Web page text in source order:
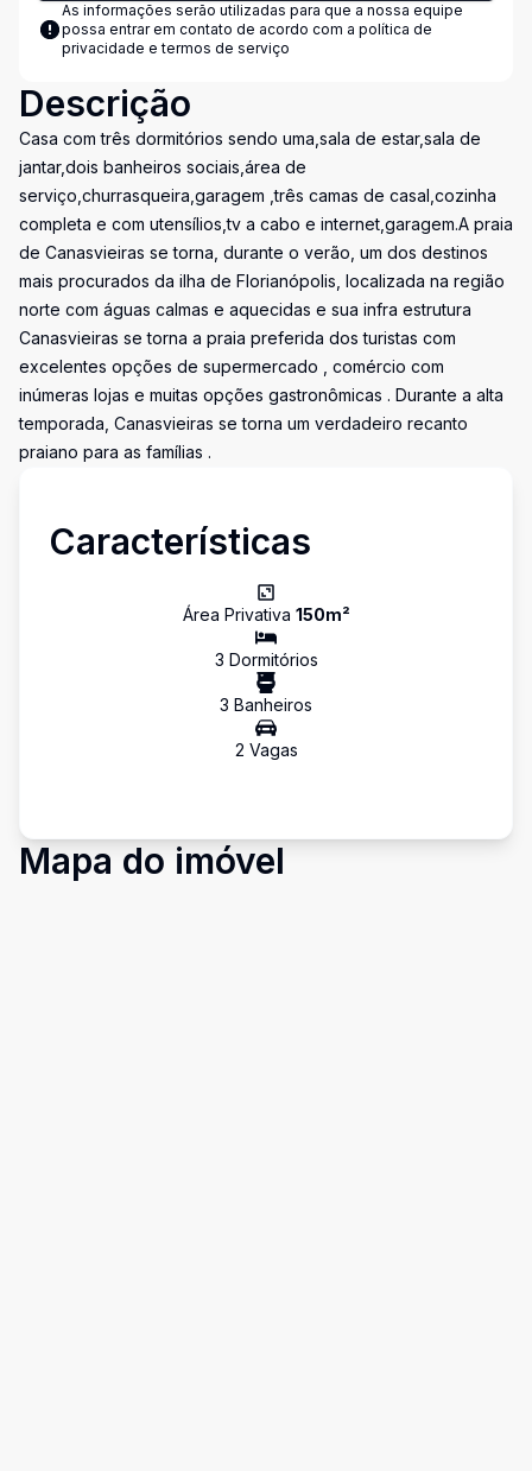
As informações serão utilizadas para que a nossa equipe
possa entrar em contato de acordo com a política de
privacidade e termos de serviço
Descrição
Casa com três dormitórios sendo uma,sala de estar,sala de
jantar,dois banheiros sociais,área de
serviço,churrasqueira,garagem ,três camas de casal,cozinha
completa e com utensílios,tv a cabo e internet,garagem.A praia
de Canasvieiras se torna, durante o verão, um dos destinos
mais procurados da ilha de Florianópolis, localizada na região
norte com águas calmas e aquecidas e sua infra estrutura
Canasvieiras se torna a praia preferida dos turistas com
excelentes opções de supermercado , comércio com
inúmeras lojas e muitas opções gastronômicas . Durante a alta
temporada, Canasvieiras se torna um verdadeiro recanto
praiano para as famílias .
Características
Área Privativa 150m²
3 Dormitórios
3 Banheiros
2 Vagas
Mapa do imóvel